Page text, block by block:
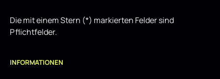
Die mit einem Stern (*) markierten Felder sind
Pflichtfelder.
INFORMATIONEN